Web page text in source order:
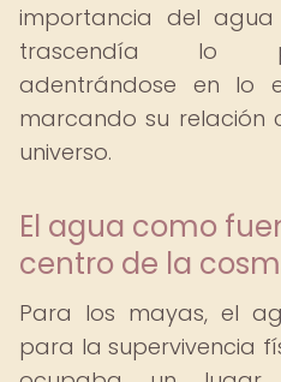
importancia del
trascendía lo
adentrándose en lo
marcando su relación
universo.
El agua como
centro de la
Para los mayas, el
para la supervivencia